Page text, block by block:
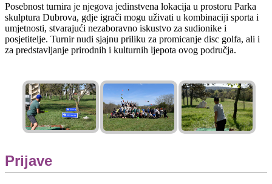
Posebnost turnira je njegova jedinstvena lokacija u prostoru Parka
skulptura Dubrova, gdje igrači mogu uživati u kombinaciji sporta i
umjetnosti, stvarajući nezaboravno iskustvo za sudionike i
posjetitelje. Turnir nudi sjajnu priliku za promicanje disc golfa, ali i
za predstavljanje prirodnih i kulturnih ljepota ovog područja.
Prijave